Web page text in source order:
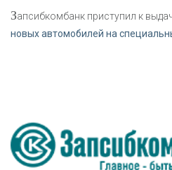
Запсибкомбанк приступил к
новых автомобилей на